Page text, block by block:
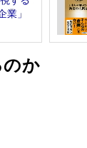
業」
のか